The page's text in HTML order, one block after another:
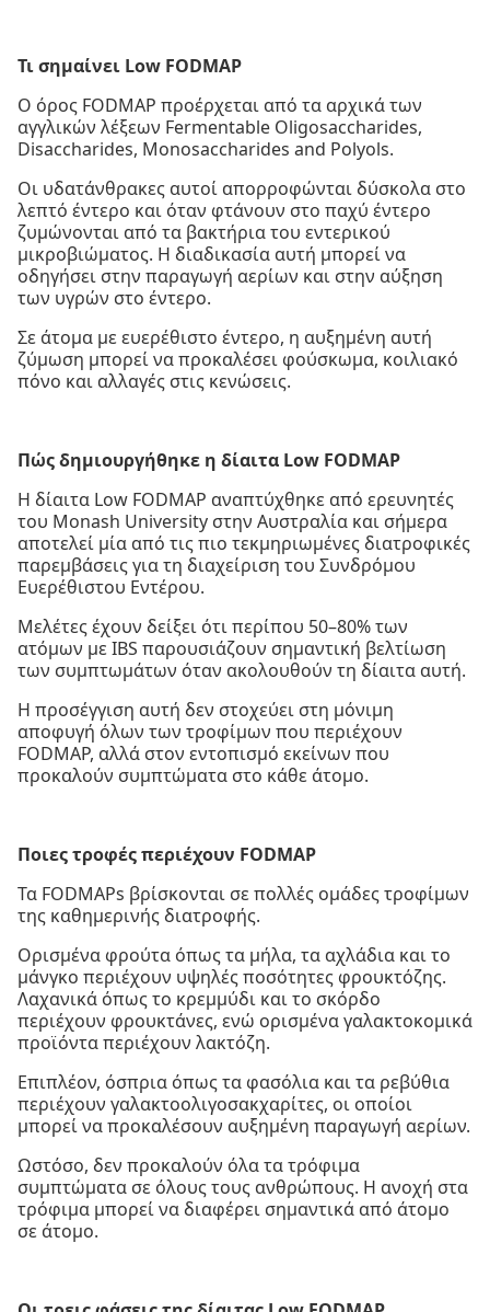
Τι σημαίνει Low FODMAP
Ο όρος FODMAP προέρχεται από τα αρχικά των
αγγλικών λέξεων Fermentable Oligosaccharides,
Disaccharides, Monosaccharides and Polyols.
Οι υδατάνθρακες αυτοί απορροφώνται δύσκολα στο
λεπτό έντερο και όταν φτάνουν στο παχύ έντερο
ζυμώνονται από τα βακτήρια του εντερικού
μικροβιώματος. Η διαδικασία αυτή μπορεί να
οδηγήσει στην παραγωγή αερίων και στην αύξηση
των υγρών στο έντερο.
Σε άτομα με ευερέθιστο έντερο, η αυξημένη αυτή
ζύμωση μπορεί να προκαλέσει φούσκωμα, κοιλιακό
πόνο και αλλαγές στις κενώσεις.
Πώς δημιουργήθηκε η δίαιτα Low FODMAP
Η δίαιτα Low FODMAP αναπτύχθηκε από ερευνητές
του Monash University στην Αυστραλία και σήμερα
αποτελεί μία από τις πιο τεκμηριωμένες διατροφικές
παρεμβάσεις για τη διαχείριση του Συνδρόμου
Ευερέθιστου Εντέρου.
Μελέτες έχουν δείξει ότι περίπου 50–80% των
ατόμων με IBS παρουσιάζουν σημαντική βελτίωση
των συμπτωμάτων όταν ακολουθούν τη δίαιτα αυτή.
Η προσέγγιση αυτή δεν στοχεύει στη μόνιμη
αποφυγή όλων των τροφίμων που περιέχουν
FODMAP, αλλά στον εντοπισμό εκείνων που
προκαλούν συμπτώματα στο κάθε άτομο.
Ποιες τροφές περιέχουν FODMAP
Τα FODMAPs βρίσκονται σε πολλές ομάδες τροφίμων
της καθημερινής διατροφής.
Ορισμένα φρούτα όπως τα μήλα, τα αχλάδια και το
μάνγκο περιέχουν υψηλές ποσότητες φρουκτόζης.
Λαχανικά όπως το κρεμμύδι και το σκόρδο
περιέχουν φρουκτάνες, ενώ ορισμένα γαλακτοκομικά
προϊόντα περιέχουν λακτόζη.
Επιπλέον, όσπρια όπως τα φασόλια και τα ρεβύθια
περιέχουν γαλακτοολιγοσακχαρίτες, οι οποίοι
μπορεί να προκαλέσουν αυξημένη παραγωγή αερίων.
Ωστόσο, δεν προκαλούν όλα τα τρόφιμα
συμπτώματα σε όλους τους ανθρώπους. Η ανοχή στα
τρόφιμα μπορεί να διαφέρει σημαντικά από άτομο
σε άτομο.